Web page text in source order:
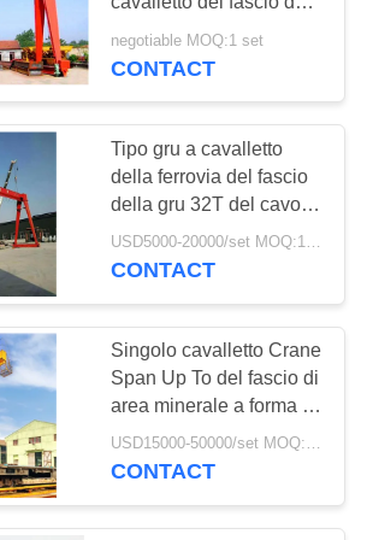
10 tonnellate per la
fabbrica industriale
negotiable MOQ:1 set
CONTACT
Tipo gru a cavalletto
della ferrovia del fascio
della gru 32T del cavo
metallico singola
USD5000-20000/set MOQ:1 insieme
CONTACT
Singolo cavalletto Crane
Span Up To del fascio di
area minerale a forma di
scatola rigida 30M
USD15000-50000/set MOQ:1 insieme
CONTACT